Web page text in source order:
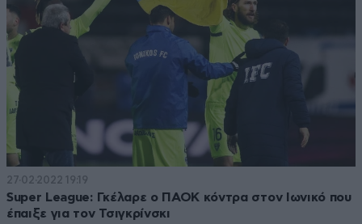
27·02·2022 19:19
Super League: Γκέλαρε ο ΠΑΟΚ κόντρα στον Ιωνικό που
έπαιξε για τον Τσιγκρίνσκι